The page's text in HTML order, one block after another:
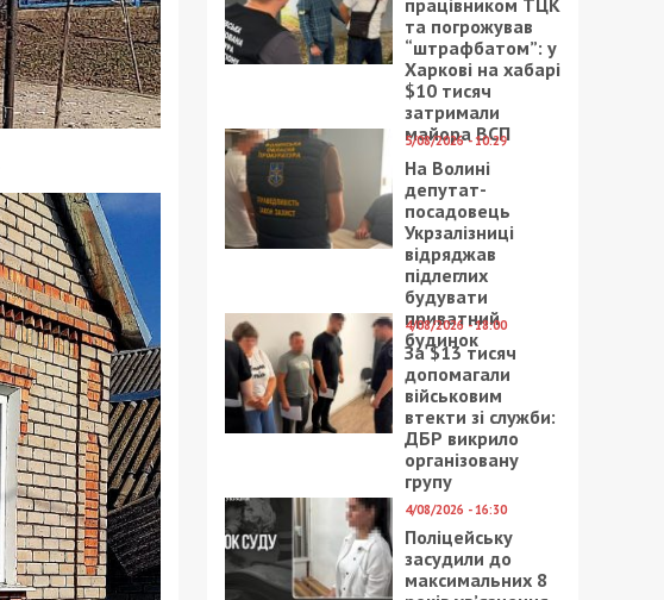
та погрожував
“штрафбатом”: у
Харкові на хабарі
$10 тисяч
затримали
майора ВСП
5/08/2026 - 10:29
На Волині
депутат-
посадовець
Укрзалізниці
відряджав
підлеглих
будувати
приватний
будинок
4/08/2026 - 18:00
За $13 тисяч
допомагали
військовим
втекти зі служби:
ДБР викрило
організовану
групу
4/08/2026 - 16:30
Поліцейську
засудили до
максимальних 8